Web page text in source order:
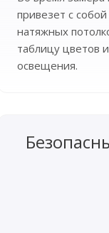
привезет с
натяжных
таблицу цветов
освещения.